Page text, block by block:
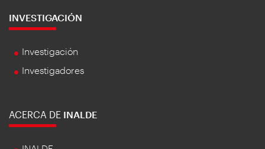
INVESTIGACIÓN
Investigación
Investigadores
ACERCA DE INALDE